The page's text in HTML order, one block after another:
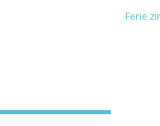
Ferie